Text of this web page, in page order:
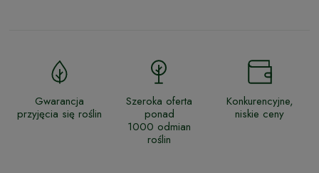
Gwarancja
przyjęcia się roślin
Szeroka oferta
ponad
1000 odmian
roślin
Konkurencyjne,
niskie ceny